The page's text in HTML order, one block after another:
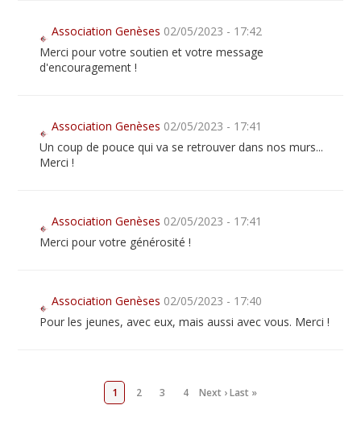
Association Genèses 02/05/2023 - 17:42
Merci pour votre soutien et votre message
d'encouragement !
Association Genèses 02/05/2023 - 17:41
Un coup de pouce qui va se retrouver dans nos murs...
Merci !
Association Genèses 02/05/2023 - 17:41
Merci pour votre générosité !
Association Genèses 02/05/2023 - 17:40
Pour les jeunes, avec eux, mais aussi avec vous. Merci !
1 2 3 4 Next ›Last »